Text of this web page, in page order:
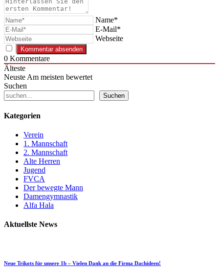
Name*
E-Mail*
Webseite
0 Kommentare
Älteste
NeusteAm meisten bewertet
Suchen
Suchen
Kategorien
Verein
1. Mannschaft
2. Mannschaft
Alte Herren
Jugend
FVCA
Der bewegte Mann
Damengymnastik
Alfa Hala
Aktuellste News
Neue Trikots für unsere 1b – Vielen Dank an die Firma Dachideen!